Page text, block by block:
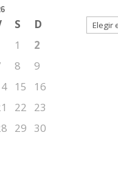
S
D
1
2
8
9
15
16
22
23
29 30